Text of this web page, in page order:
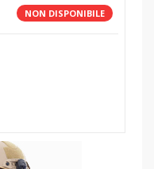
NON DISPONIBILE